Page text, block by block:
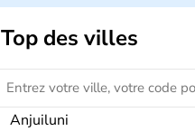
Top des villes
Anjuiluni